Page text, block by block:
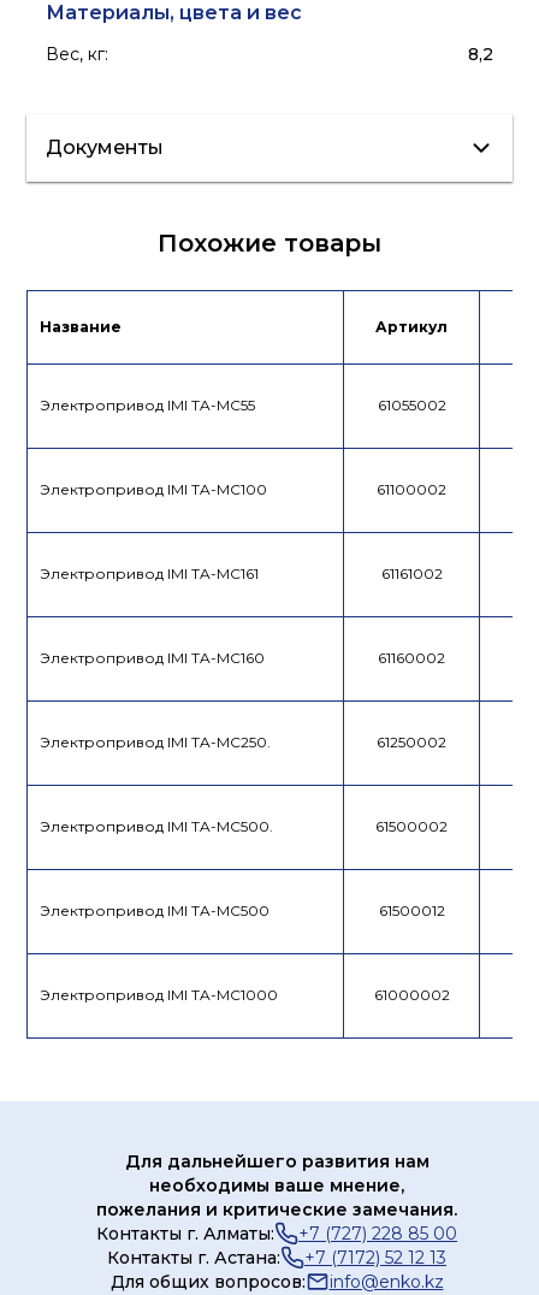
Материалы, цвета и вес
Вес, кг: 8,2
Документы
Декларация
Инструкция Лист данных
Похожие товары
Название Артикул
Электропривод IMI TA-MC55 61055002
Электропривод IMI TA-MC100 61100002
Электропривод IMI TA-MC161 61161002
Электропривод IMI TA-MC160 61160002
Электропривод IMI TA-MC250. 61250002
Электропривод IMI TA-MC500. 61500002
Электропривод IMI TA-MC500 61500012
Электропривод IMI TA-MC1000 61000002
Для дальнейшего развития нам
необходимы ваше мнение,
пожелания и критические замечания.
Контакты г. Алматы:
+7 (727) 228 85 00
Контакты г. Астана:
+7 (7172) 52 12 13
Для общих вопросов:
info@enko.kz